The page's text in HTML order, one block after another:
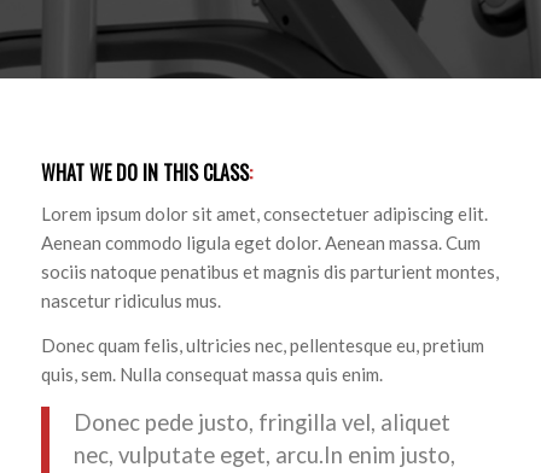
WHAT WE DO IN THIS CLASS:
Lorem ipsum dolor sit amet, consectetuer adipiscing elit.
Aenean commodo ligula eget dolor. Aenean massa. Cum
sociis natoque penatibus et magnis dis parturient montes,
nascetur ridiculus mus.
Donec quam felis, ultricies nec, pellentesque eu, pretium
quis, sem. Nulla consequat massa quis enim.
Donec pede justo, fringilla vel, aliquet
nec, vulputate eget, arcu.In enim justo,